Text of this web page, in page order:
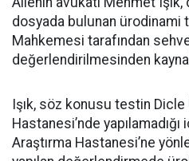
dosyada bulunan ürodinami
Mahkemesi tarafından
değerlendirilmesinden
Işık, söz konusu testin
Hastanesi’nde
Araştırma Hastanesi’ne